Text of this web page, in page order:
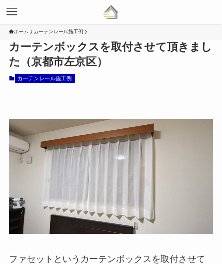
ホーム カーテンレール施工例
カーテンボックスを取付させて頂きまし
た（京都市左京区）
カーテンレール施工例
ファセットというカーテンボックスを取付させて